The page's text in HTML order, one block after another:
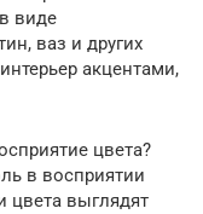
виде
ваз и других
акцентами,
цвета?
в восприятии
цвета выглядят